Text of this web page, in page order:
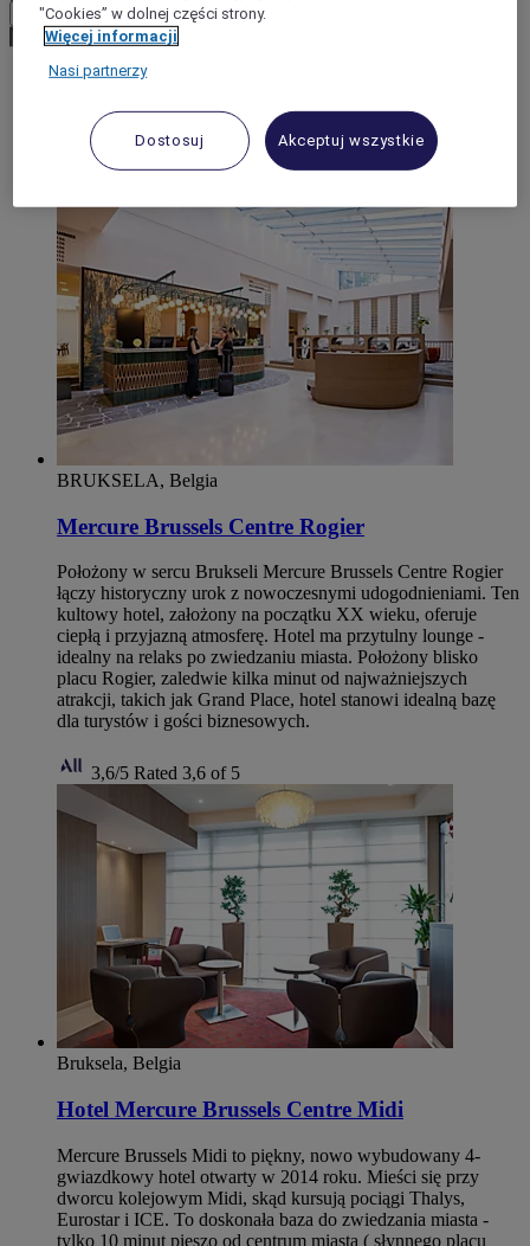
Potwierdź walutę
Europe
Belgium
Brussels
BRUKSELA, Belgia
Mercure Brussels Centre Rogier
Położony w sercu Brukseli Mercure Brussels Centre Rogier
łączy historyczny urok z nowoczesnymi udogodnieniami. Ten
kultowy hotel, założony na początku XX wieku, oferuje
ciepłą i przyjazną atmosferę. Hotel ma przytulny lounge -
idealny na relaks po zwiedzaniu miasta. Położony blisko
placu Rogier, zaledwie kilka minut od najważniejszych
atrakcji, takich jak Grand Place, hotel stanowi idealną bazę
dla turystów i gości biznesowych.
3,6/5 Rated 3,6 of 5
Bruksela, Belgia
Hotel Mercure Brussels Centre Midi
Mercure Brussels Midi to piękny, nowo wybudowany 4-
gwiazdkowy hotel otwarty w 2014 roku. Mieści się przy
dworcu kolejowym Midi, skąd kursują pociągi Thalys,
Eurostar i ICE. To doskonała baza do zwiedzania miasta -
tylko 10 minut pieszo od centrum miasta ( słynnego placu
"Cookies” w dolnej części strony.
Więcej informacji
Nasi partnerzy
Dostosuj Akceptuj wszystkie